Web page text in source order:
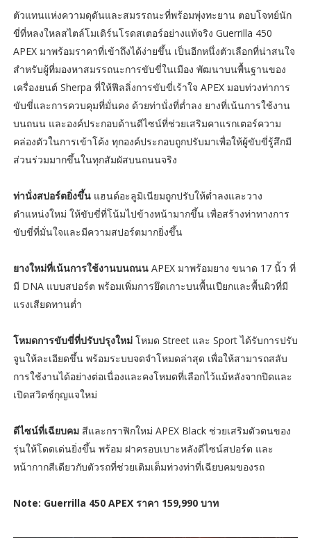
ตัวแทนแห่งความดุดันและสมรรถนะที่พร้อมพุ่งทะยาน ตอบโจทย์นัก
ขี่ที่หลงใหลสไตล์โมเดิร์นโรดสเตอร์อย่างแท้จริง Guerrilla 450
APEX มาพร้อมราคาที่เข้าถึงได้ง่ายขึ้น เป็นอีกหนึ่งตัวเลือกที่น่าสนใจ
สำหรับผู้ที่มองหาสมรรถนะการขับขี่ในเมือง พัฒนาบนพื้นฐานของ
เครื่องยนต์ Sherpa ที่ให้ฟีลลิ่งการขับขี่เร้าใจ APEX มอบท่วงท่าการ
ขับขี่และการควบคุมที่มั่นคง ด้วยท่านั่งที่ต่ำลง ยางที่เน้นการใช้งาน
บนถนน และองค์ประกอบด้านดีไซน์ที่ช่วยเสริมคาแรกเตอร์ความ
คล่องตัวในการเข้าโค้ง ทุกองค์ประกอบถูกปรับมาเพื่อให้ผู้ขับขี่รู้สึกมี
ส่วนร่วมมากขึ้นในทุกสัมผัสบนถนนจริง
ท่านั่งสปอร์ตยิ่งขึ้น แฮนด์อะลูมิเนียมถูกปรับให้ต่ำลงและวาง
ตำแหน่งใหม่ ให้ขับขี่ที่โน้มไปข้างหน้ามากขึ้น เพื่อสร้างท่าทางการ
ขับขี่ที่มั่นใจและมีความสปอร์ตมากยิ่งขึ้น
ยางใหม่ที่เน้นการใช้งานบนถนนAPEX มาพร้อมยาง ขนาด 17 นิ้ว ที่
มี DNA แบบสปอร์ต พร้อมเพิ่มการยึดเกาะบนพื้นเปียกและพื้นผิวที่มี
แรงเสียดทานต่ำ
โหมดการขับขี่ที่ปรับปรุงใหม่โหมด Street และ Sport ได้รับการปรับ
จูนให้ละเอียดขึ้น พร้อมระบบจดจำโหมดล่าสุด เพื่อให้สามารถสลับ
การใช้งานได้อย่างต่อเนื่องและคงโหมดที่เลือกไว้แม้หลังจากปิดและ
เปิดสวิตช์กุญแจใหม่
ดีไซน์ที่เฉียบคม สีและกราฟิกใหม่ APEX Black ช่วยเสริมตัวตนของ
รุ่นให้โดดเด่นยิ่งขึ้น พร้อม ฝาครอบเบาะหลังดีไซน์สปอร์ต และ
หน้ากากสีเดียวกับตัวรถที่ช่วยเติมเต็มท่วงท่าที่เฉียบคมของรถ
Note: Guerrilla 450 APEX ราคา 159,990 บาท